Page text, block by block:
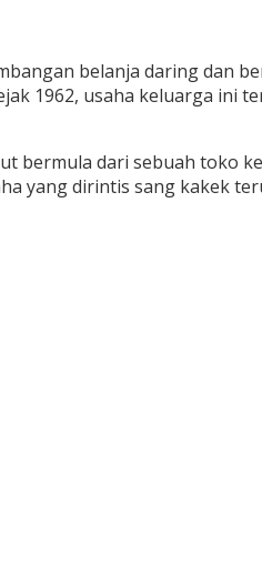
belanja daring
1962, usaha keluarga ini
bermula dari sebuah toko
yang dirintis sang kakek